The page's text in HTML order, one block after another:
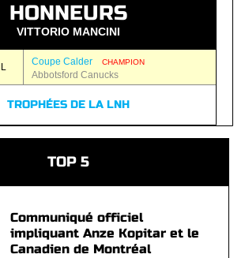
HONNEURS
VITTORIO MANCINI
Coupe Calder CHAMPION
Abbotsford Canucks
TROPHÉES DE LA LNH
TOP 5
Communiqué officiel
impliquant Anze Kopitar et le
Canadien de Montréal